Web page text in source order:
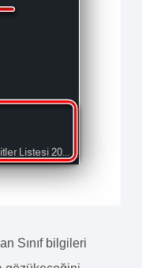
Sınıf bilgileri